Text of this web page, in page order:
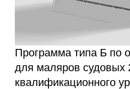
Программа типа Б по
для маляров судовых
квалификационного